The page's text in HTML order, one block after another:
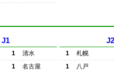
J1
1
清水
1
名古屋
1
札幌
1
八戸